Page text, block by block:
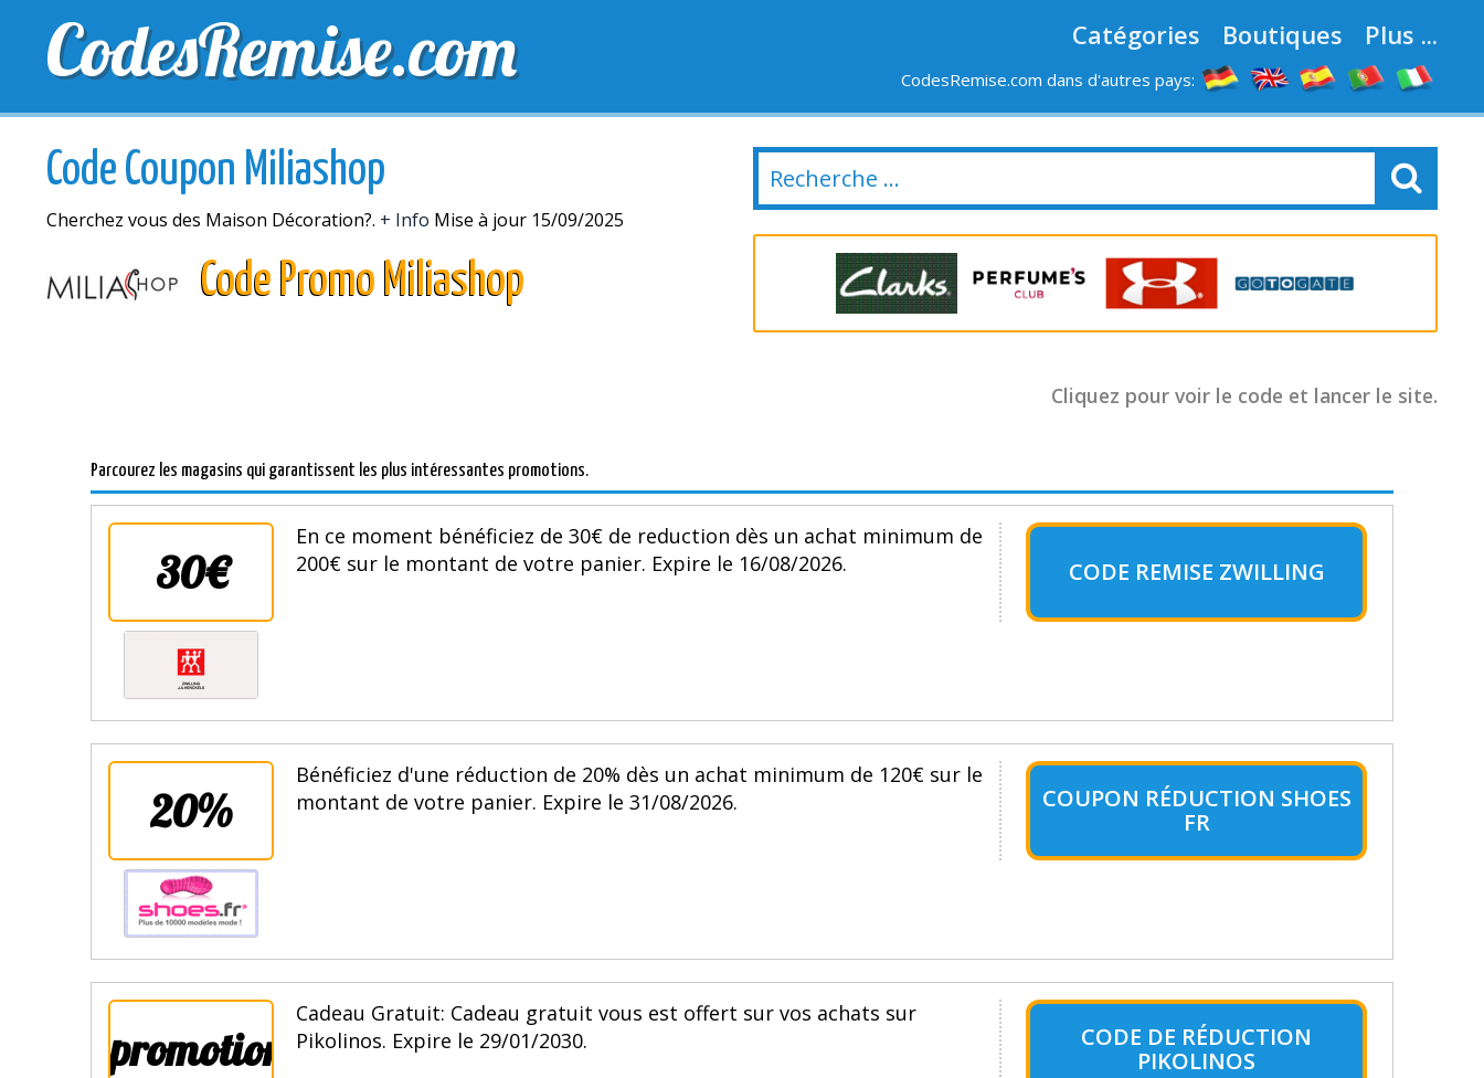
CodesRemise.com Catégories Boutiques Plus ...
CodesRemise.com dans d'autres pays:
MEILLEURS CODES PROMO CODES PROMO EXCLUSIFS DERNIERS JOURS NOUVELLES MAGASINS
Code Coupon Miliashop
Cherchez vous des Maison Décoration?. + Info Mise à jour 15/09/2025
Code Promo Miliashop
Cliquez pour voir le code et lancer le site.
Parcourez les magasins qui garantissent les plus intéressantes promotions.
30€
En ce moment bénéficiez de 30€ de reduction dès un achat minimum de
200€ sur le montant de votre panier. Expire le 16/08/2026.
CODE REMISE ZWILLING
20%
Bénéficiez d'une réduction de 20% dès un achat minimum de 120€ sur le
montant de votre panier. Expire le 31/08/2026.
COUPON RÉDUCTION SHOES
FR
promotion
Cadeau Gratuit: Cadeau gratuit vous est offert sur vos achats sur
Pikolinos. Expire le 29/01/2030.
CODE DE RÉDUCTION
PIKOLINOS